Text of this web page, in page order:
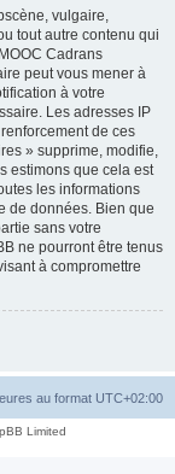
vulgaire,
tout autre contenu qui
Cadrans
peut vous mener à
à votre
Les adresses IP
de ces
» supprime, modifie,
estimons que cela est
les informations
de données. Bien que
sans votre
ne pourront être tenus
à compromettre
au format UTC+02:00
Limited